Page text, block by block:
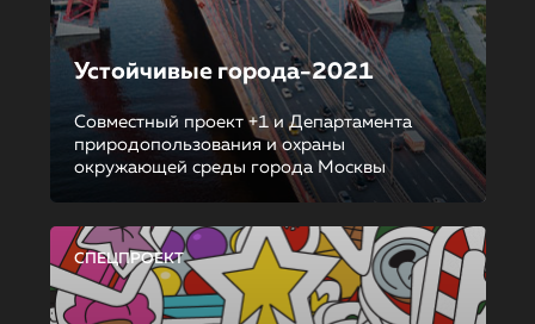
Устойчивые города-2021
Совместный проект +1 и Департамента
природопользования и охраны
окружающей среды города Москвы
СПЕЦПРОЕКТ